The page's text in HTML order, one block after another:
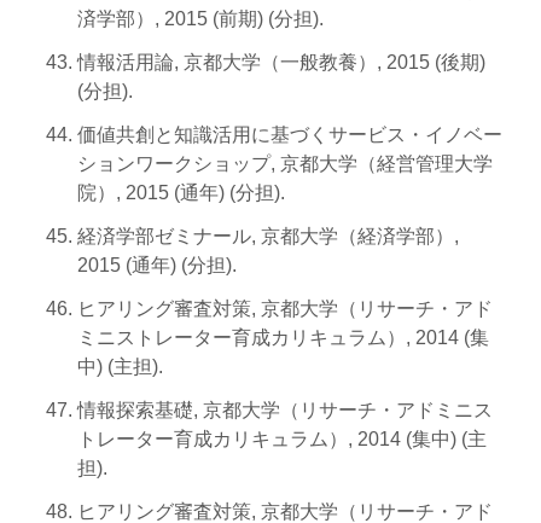
済学部）, 2015 (前期) (分担).
情報活用論, 京都大学（一般教養）, 2015 (後期)
(分担).
価値共創と知識活用に基づくサービス・イノベー
ションワークショップ, 京都大学（経営管理大学
院）, 2015 (通年) (分担).
経済学部ゼミナール, 京都大学（経済学部）,
2015 (通年) (分担).
ヒアリング審査対策, 京都大学（リサーチ・アド
ミニストレーター育成カリキュラム）, 2014 (集
中) (主担).
情報探索基礎, 京都大学（リサーチ・アドミニス
トレーター育成カリキュラム）, 2014 (集中) (主
担).
ヒアリング審査対策, 京都大学（リサーチ・アド